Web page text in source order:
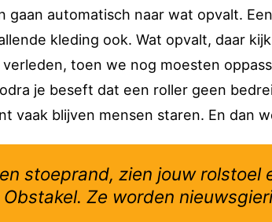
gaan automatisch naar wat opvalt.
kleding ook. Wat opvalt, daar
toen we nog moesten
je beseft dat een roller geen
vaak blijven mensen staren. En dan
stoeprand, zien jouw rolstoel
Ze worden